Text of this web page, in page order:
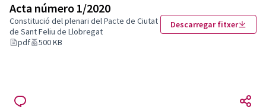
Acta número 1/2020
Constitució del plenari del Pacte de Ciutat
de Sant Feliu de Llobregat
pdf
500 KB
Descarregar fitxer